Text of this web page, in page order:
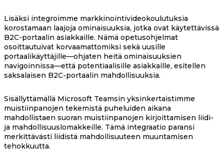
Lisäksi integroimme markkinointivideokoulutuksia
korostamaan laajoja ominaisuuksia, jotka ovat käytettävissä
B2C-portaalin asiakkaille. Nämä opetusohjelmat
osoittautuivat korvaamattomiksi sekä uusille
portaalikäyttäjille—ohjaten heitä ominaisuuksien
navigoinnissa—että potentiaalisille asiakkaille, esitellen
saksalaisen B2C-portaalin mahdollisuuksia.
Sisällyttämällä Microsoft Teamsin yksinkertaistimme
muistiinpanojen tekemistä puheluiden aikana
mahdollistaen suoran muistiinpanojen kirjoittamisen liidi-
ja mahdollisuuslomakkeille. Tämä integraatio paransi
merkittävästi liidistä mahdollisuuteen muuntamisen
tehokkuutta.